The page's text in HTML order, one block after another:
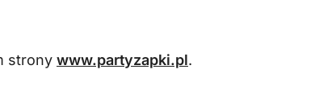
strony www.partyzapki.pl.